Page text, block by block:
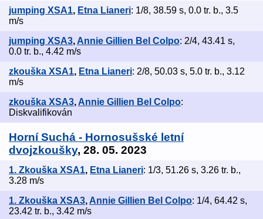
jumping XSA1, Etna Lianeri: 1/8, 38.59 s, 0.0 tr. b., 3.5
m/s
jumping XSA3, Annie Gillien Bel Colpo: 2/4, 43.41 s,
0.0 tr. b., 4.42 m/s
zkouška XSA1, Etna Lianeri: 2/8, 50.03 s, 5.0 tr. b., 3.12
m/s
zkouška XSA3, Annie Gillien Bel Colpo:
Diskvalifikován
Horní Suchá - Hornosušské letní
dvojzkoušky, 28. 05. 2023
1. Zkouška XSA1, Etna Lianeri: 1/3, 51.26 s, 3.26 tr. b.,
3.28 m/s
1. Zkouška XSA3, Annie Gillien Bel Colpo: 1/4, 64.42 s,
23.42 tr. b., 3.42 m/s